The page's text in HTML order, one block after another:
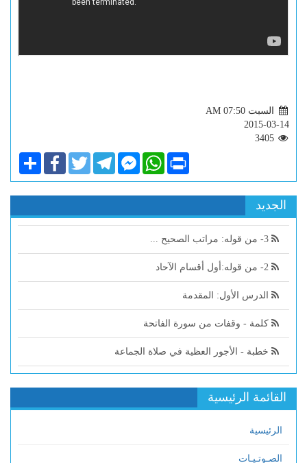
السبت AM 07:50
2015-03-14
ShareFacebookTwitterTelegramFacebook
Messenger
WhatsApp Print
الجديد
الدرس الأول: المقدمة
كلمة - وقفات من سورة الفاتحة
خطبة - الأجور العظية في صلاة الجماعة
القائمة الرئيسية
الرئيسية
الصـوتـيـات